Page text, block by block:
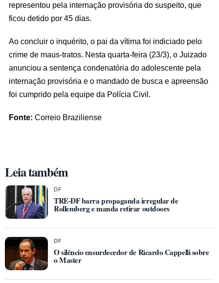
representou pela internação provisória do suspeito, que
ficou detido por 45 dias.
Ao concluir o inquérito, o pai da vítima foi indiciado pelo
crime de maus-tratos. Nesta quarta-feira (23/3), o Juizado
anunciou a sentença condenatória do adolescente pela
internação provisória e o mandado de busca e apreensão
foi cumprido pela equipe da Polícia Civil.
Fonte: Correio Braziliense
Leia também
DF
TRE-DF barra propaganda irregular de
Rollemberg e manda retirar outdoors
DF
O silêncio ensurdecedor de Ricardo Cappelli sobre
o Master